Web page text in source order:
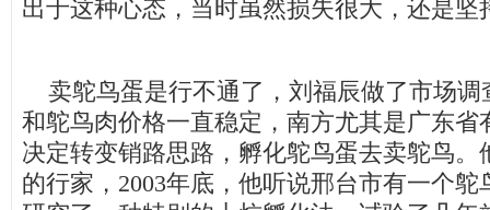
出于这种心态，当时虽然损失很大，还是坚
卖鸵鸟蛋是行不通了，刘福辰做了市场调
和鸵鸟肉价格一直稳定，南方尤其是广东省
决定转变销路思路，孵化鸵鸟蛋去卖鸵鸟。
的行家，2003年底，他听说邢台市有一个